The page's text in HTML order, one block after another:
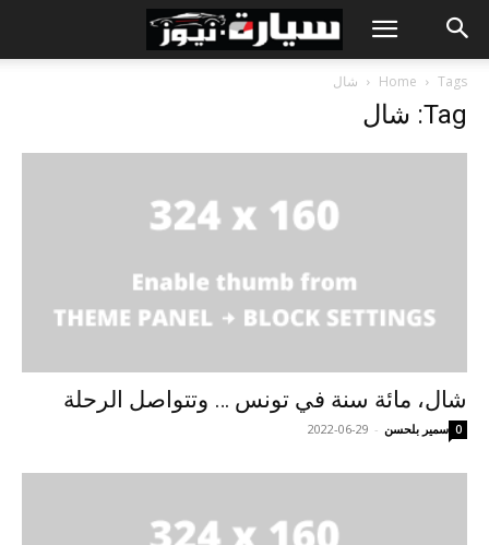
Home Tags شال
Tag: شال
شال، مائة سنة في تونس … وتتواصل الرحلة
سمير بلحسن -
2022-06-29 0